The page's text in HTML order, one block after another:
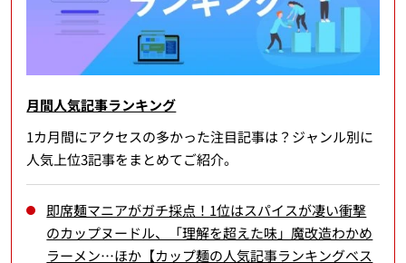
月間人気記事ランキング
1カ月間にアクセスの多かった注目記事は？ジャンル別に
人気上位3記事をまとめてご紹介。
即席麺マニアがガチ採点！1位はスパイスが凄い衝撃
のカップヌードル、「理解を超えた味」魔改造わかめ
ラーメン…ほか【カップ麺の人気記事ランキングベス